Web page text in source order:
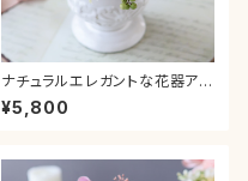
ナチュラルエレガントな花器アレ
ンジメント＊オレンジ 母の日
ピンク グラデーション カーネー
っ越し 誕生日 還暦
¥5,800